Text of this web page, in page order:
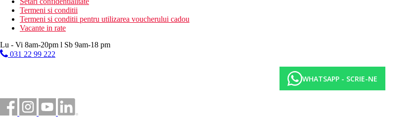
Termeni si conditii
Termeni si conditii pentru utilizarea voucherului cadou
Vacante in rate
Lu - Vi 8am-20pm l Sb 9am-18 pm
031 22 99 222
WHATSAPP - SCRIE-NE